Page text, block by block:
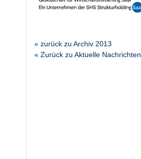
« zurück zu Archiv 2013
« Zurück zu Aktuelle Nachrichten